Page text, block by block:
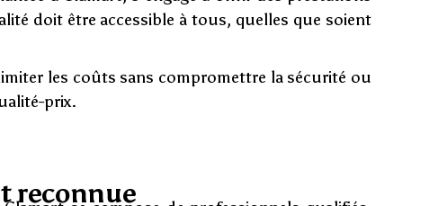
doit être accessible à tous, quelles que soient
les coûts sans compromettre la sécurité ou
prix.
reconnue